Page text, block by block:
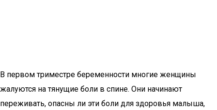
В первом триместре беременности многие женщины
жалуются на тянущие боли в спине. Они начинают
переживать, опасны ли эти боли для здоровья малыша,